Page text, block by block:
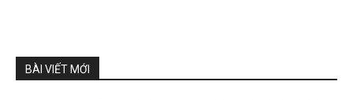
BÀI VIẾT MỚI